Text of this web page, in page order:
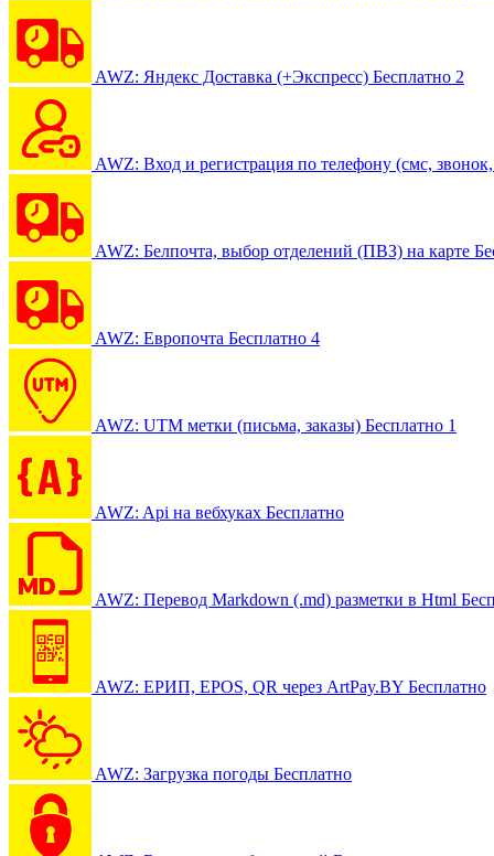
AWZ: Яндекс Доставка (+Экспресс) Бесплатно 2
AWZ: Вход и регистрация по телефону (смс, звонок,
AWZ: Белпочта, выбор отделений (ПВЗ) на карте
AWZ: Европочта Бесплатно 4
AWZ: UTM метки (письма, заказы) Бесплатно 1
AWZ: Api на вебхуках Бесплатно
AWZ: Перевод Markdown (.md) разметки в Html
AWZ: ЕРИП, EPOS, QR через ArtPay.BY Бесплатно
AWZ: Загрузка погоды Бесплатно